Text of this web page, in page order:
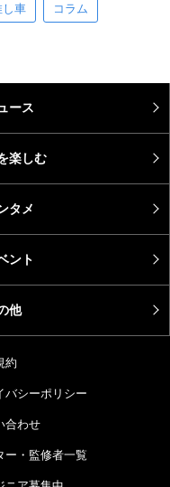
し車 コラム
ース
楽しむ
タメ
ント
他
約
バシーポリシー
合わせ
ー・監修者一覧